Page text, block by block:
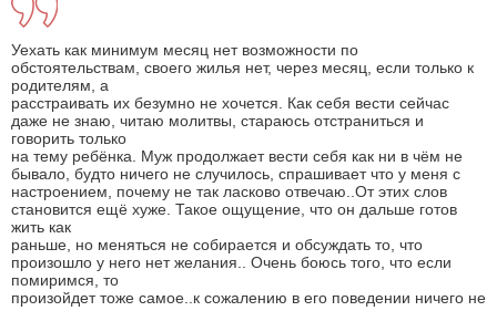
Уехать как минимум месяц нет возможности по
обстоятельствам, своего жилья нет, через месяц, если только к
родителям, а
расстраивать их безумно не хочется. Как себя вести сейчас
даже не знаю, читаю молитвы, стараюсь отстраниться и
говорить только
на тему ребёнка. Муж продолжает вести себя как ни в чём не
бывало, будто ничего не случилось, спрашивает что у меня с
настроением, почему не так ласково отвечаю..От этих слов
становится ещё хуже. Такое ощущение, что он дальше готов
жить как
раньше, но меняться не собирается и обсуждать то, что
произошло у него нет желания.. Очень боюсь того, что если
помиримся, то
произойдет тоже самое..к сожалению в его поведении ничего не